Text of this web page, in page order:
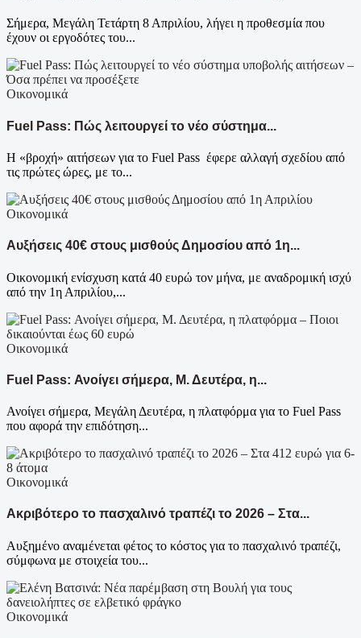
Σήμερα, Μεγάλη Τετάρτη 8 Απριλίου, λήγει η προθεσμία που
έχουν οι εργοδότες του...
Οικονομικά
Fuel Pass: Πώς λειτουργεί το νέο σύστημα...
Η «βροχή» αιτήσεων για το Fuel Pass έφερε αλλαγή σχεδίου από
τις πρώτες ώρες, με το...
Οικονομικά
Αυξήσεις 40€ στους μισθούς Δημοσίου από 1η...
Οικονομική ενίσχυση κατά 40 ευρώ τον μήνα, με αναδρομική ισχύ
από την 1η Απριλίου,...
Οικονομικά
Fuel Pass: Ανοίγει σήμερα, Μ. Δευτέρα, η...
Ανοίγει σήμερα, Μεγάλη Δευτέρα, η πλατφόρμα για το Fuel Pass
που αφορά την επιδότηση...
Οικονομικά
Ακριβότερο το πασχαλινό τραπέζι το 2026 – Στα...
Αυξημένο αναμένεται φέτος το κόστος για το πασχαλινό τραπέζι,
σύμφωνα με στοιχεία του...
Οικονομικά